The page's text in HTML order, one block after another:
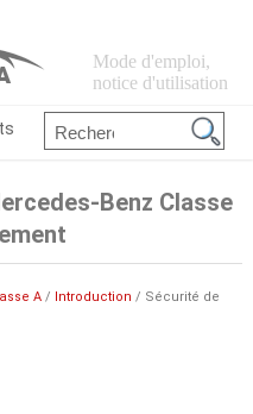
Mode d'emploi,
notice d'utilisation
Benz Classe
A/ Introduction / Sécurité de